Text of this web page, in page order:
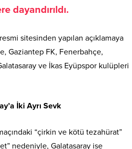
dayandırıldı.
sitesinden yapılan açıklamaya
Gaziantep FK, Fenerbahçe,
ve İkas Eyüpspor kulüpleri
İki Ayrı Sevk
“çirkin ve kötü tezahürat”
nedeniyle, Galatasaray ise